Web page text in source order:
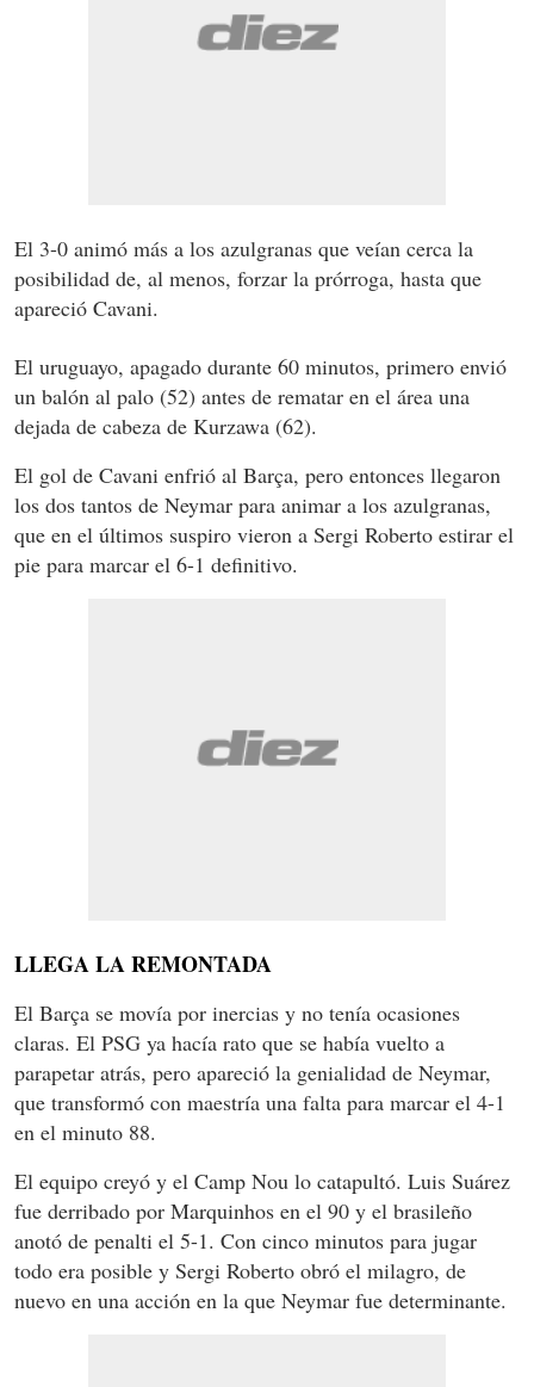
El 3-0 animó más a los azulgranas que veían cerca la
posibilidad de, al menos, forzar la prórroga, hasta que
apareció Cavani.
El uruguayo, apagado durante 60 minutos, primero envió
un balón al palo (52) antes de rematar en el área una
dejada de cabeza de Kurzawa (62).
El gol de Cavani enfrió al Barça, pero entonces llegaron
los dos tantos de Neymar para animar a los azulgranas,
que en el últimos suspiro vieron a Sergi Roberto estirar el
pie para marcar el 6-1 definitivo.
LLEGA LA REMONTADA
El Barça se movía por inercias y no tenía ocasiones
claras. El PSG ya hacía rato que se había vuelto a
parapetar atrás, pero apareció la genialidad de Neymar,
que transformó con maestría una falta para marcar el 4-1
en el minuto 88.
El equipo creyó y el Camp Nou lo catapultó. Luis Suárez
fue derribado por Marquinhos en el 90 y el brasileño
anotó de penalti el 5-1. Con cinco minutos para jugar
todo era posible y Sergi Roberto obró el milagro, de
nuevo en una acción en la que Neymar fue determinante.